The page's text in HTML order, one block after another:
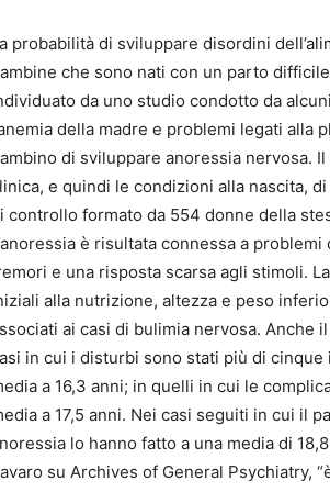
probabilità di sviluppare disordini
che sono nati con un parto
da uno studio condotto da
della madre e problemi legati
di sviluppare anoressia nervosa.
e quindi le condizioni alla nascita,
controllo formato da 554 donne della
è risultata connessa a
e una risposta scarsa agli stimoli.
alla nutrizione, altezza e peso
ai casi di bulimia nervosa. Anche
in cui i disturbi sono stati più di
a 16,3 anni; in quelli in cui le
a 17,5 anni. Nei casi seguiti in cui il
lo hanno fatto a una media di
su Archives of General Psychiatry,